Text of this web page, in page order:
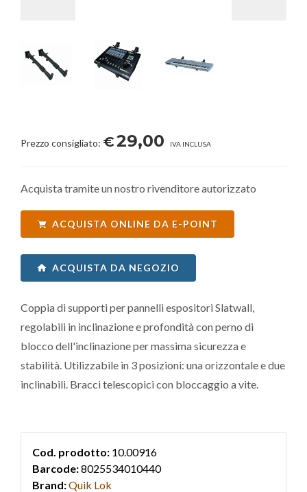
Prezzo consigliato: €29,00 IVA INCLUSA
Acquista tramite un nostro rivenditore autorizzato
ACQUISTA ONLINE DA E-POINT
ACQUISTA DA NEGOZIO
Coppia di supporti per pannelli espositori Slatwall,
regolabili in inclinazione e profondità con perno di
blocco dell'inclinazione per massima sicurezza e
stabilità. Utilizzabile in 3 posizioni: una orizzontale e due
inclinabili. Bracci telescopici con bloccaggio a vite.
Cod. prodotto: 10.00916
Barcode:8025534010440
Brand:Quik Lok